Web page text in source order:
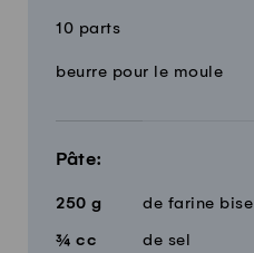
10 parts
QuantitéIngrédients
beurre pour le moule
Pâte:
250 g de farine bise
¾ cc de sel